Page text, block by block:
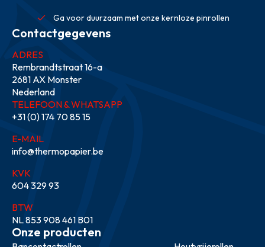
Ga voor duurzaam met onze kernloze pinrollen
Contactgegevens
ADRES
Rembrandtstraat 16-a
2681 AX Monster
Nederland
TELEFOON & WHATSAPP
+31 (0) 174 70 85 15
E-MAIL
info@thermopapier.be
KVK
604 329 93
BTW
NL 853 908 461 B01
Onze producten